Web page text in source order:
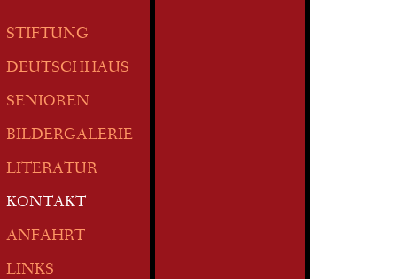
STIFTUNG
DEUTSCHHAUS
SENIOREN
BILDERGALERIE
LITERATUR
KONTAKT
ANFAHRT
LINKS